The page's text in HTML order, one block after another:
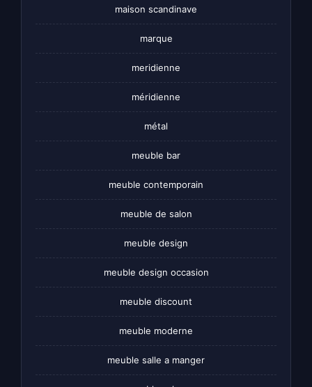
maison scandinave
marque
meridienne
méridienne
métal
meuble bar
meuble contemporain
meuble de salon
meuble design
meuble design occasion
meuble discount
meuble moderne
meuble salle a manger